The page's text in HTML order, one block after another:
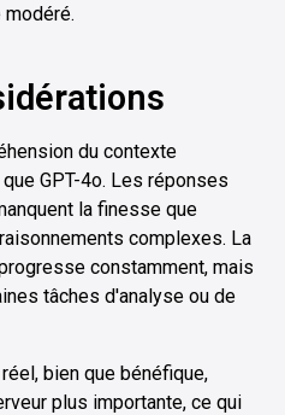
modéré.
du contexte
GPT-4o. Les réponses
la finesse que
complexes. La
constamment, mais
tâches d'analyse ou de
bien que bénéfique,
plus importante, ce qui